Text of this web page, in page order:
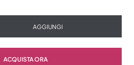
AGGIUNGI
ACQUISTA ORA